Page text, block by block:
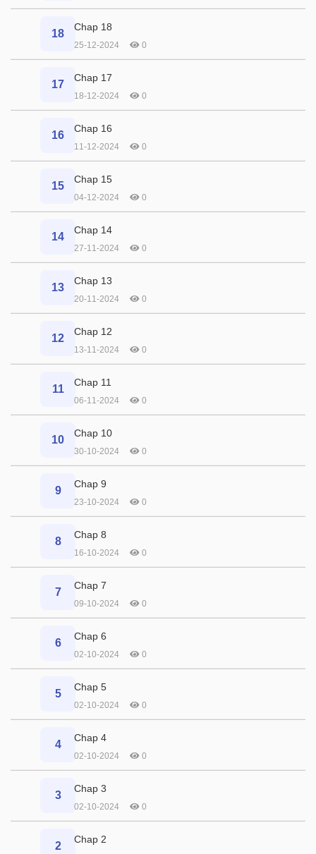
18
Chap 18
25-12-2024 0
17
Chap 17
18-12-2024 0
16
Chap 16
11-12-2024 0
15
Chap 15
04-12-2024 0
14
Chap 14
27-11-2024 0
13
Chap 13
20-11-2024 0
12
Chap 12
13-11-2024 0
11
Chap 11
06-11-2024 0
10
Chap 10
30-10-2024 0
9
Chap 9
23-10-2024 0
8
Chap 8
16-10-2024 0
7
Chap 7
09-10-2024 0
6
Chap 6
02-10-2024 0
5
Chap 5
02-10-2024 0
4
Chap 4
02-10-2024 0
3
Chap 3
02-10-2024 0
2
Chap 2